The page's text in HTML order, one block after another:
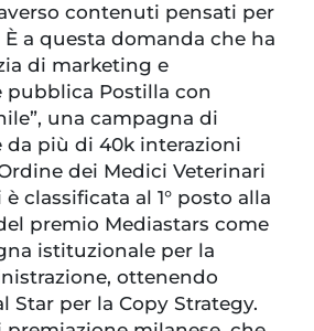
contenuti pensati per
a questa domanda che ha
di marketing e
pubblica Postilla con
una campagna di
da più di 40k interazioni
dei Medici Veterinari
classificata al 1° posto alla
premio Mediastars come
istituzionale per la
ottenendo
Star per la Copy Strategy.